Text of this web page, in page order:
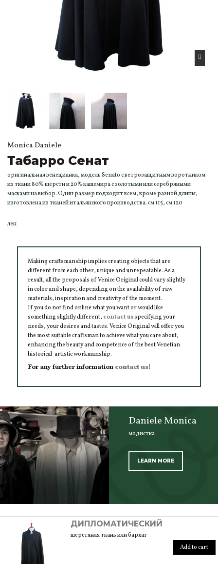
Monica Daniele
Табарро Сенат
оригинальная венецианка, модель Senato с ветрозащитным воротником
из ткани 80% шерсти и 20% кашемира с золотыми или серебряными
масками на выбор. Один размер подходит всем, кроме разной длины,
изготовлена из тканей итальянского производства. см 115, см 120
лен
Making craftsmanship implies creating objects that are
different from each other, unique and unrepeatable. As a
result, all the proposals of Venice Original could vary slightly
in color and shape, depending on the availability of raw
materials, inspiration and creativity of the moment.
If you do not find online what you want or would like
something slightly different, contact usspecifying your
needs, your desires and tastes. Venice Original will offer you
the most suitable craftsman to achieve what you care about,
enhancing the beauty and competence of the best Venetian
historical-artistic workmanship.
For any further information contact us!
Daniele Monica
модистка
LEARN MORE
ДИПЛОМАТИЧЕСКИЙ
шерстяная ткань или бархат
Add to cart